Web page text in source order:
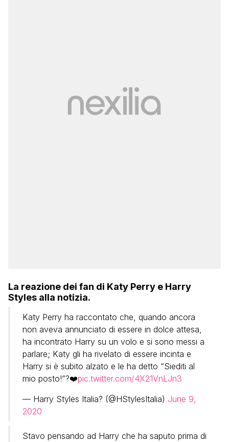
La reazione dei fan di Katy Perry e Harry
Styles alla notizia.
Katy Perry ha raccontato che, quando ancora
non aveva annunciato di essere in dolce attesa,
ha incontrato Harry su un volo e si sono messi a
parlare; Katy gli ha rivelato di essere incinta e
Harry si è subito alzato e le ha detto “Siediti al
mio posto!”?❤️pic.twitter.com/4X21VnLJn3
— Harry Styles Italia? (@HStylesItalia) June 9,
2020
Stavo pensando ad Harry che ha saputo prima di